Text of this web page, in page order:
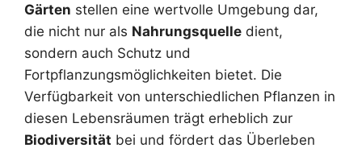
Gärten stellen eine wertvolle Umgebung dar,
die nicht nur als Nahrungsquelle dient,
sondern auch Schutz und
Fortpflanzungsmöglichkeiten bietet. Die
Verfügbarkeit von unterschiedlichen Pflanzen in
diesen Lebensräumen trägt erheblich zur
Biodiversität bei und fördert das Überleben